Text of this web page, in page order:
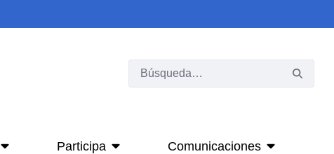
Participa Comunicaciones